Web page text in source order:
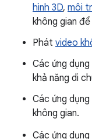
hình 3D, môi
không gian
Phát video
Các ứng
khả năng di
Các ứng
không gian.
Các ứng dụng